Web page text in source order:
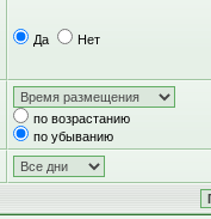
Да Нет
по возрастанию
по убыванию